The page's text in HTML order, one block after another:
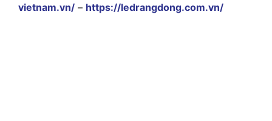
vietnam.vn/ – https://ledrangdong.com.vn/